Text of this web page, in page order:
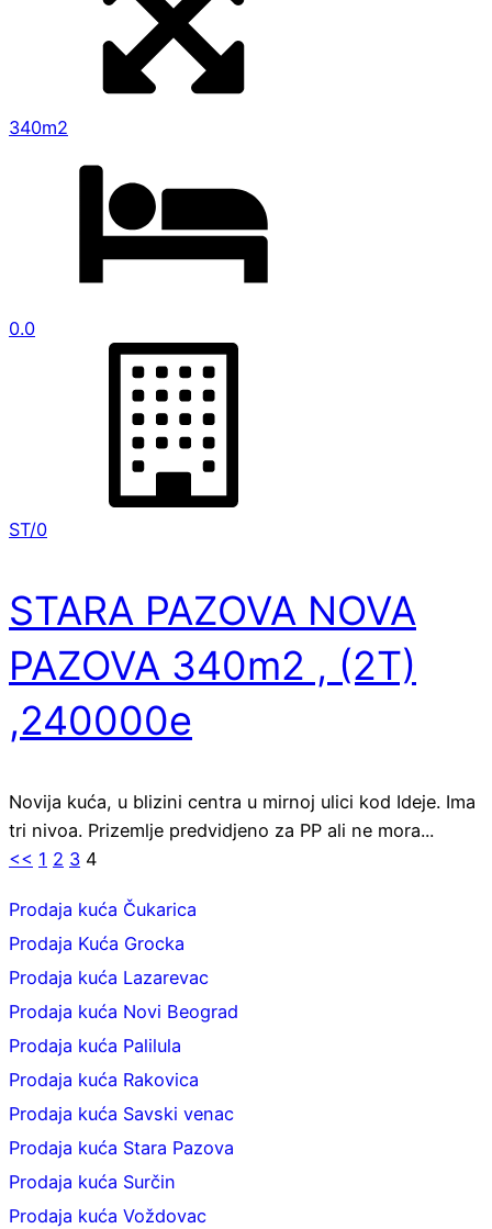
340m2
0.0
ST/0
STARA PAZOVA NOVA
PAZOVA 340m2 , (2T)
,240000e
Novija kuća, u blizini centra u mirnoj ulici kod Ideje. Ima
tri nivoa. Prizemlje predvidjeno za PP ali ne mora...
<< 1 2 3 4
Prodaja kuća Čukarica
Prodaja Kuća Grocka
Prodaja kuća Lazarevac
Prodaja kuća Novi Beograd
Prodaja kuća Palilula
Prodaja kuća Rakovica
Prodaja kuća Savski venac
Prodaja kuća Stara Pazova
Prodaja kuća Surčin
Prodaja kuća Voždovac